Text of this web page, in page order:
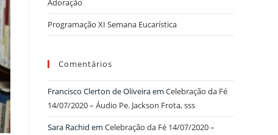
Adoração
Programação XI Semana Eucarística
Comentários
Francisco Clerton de Oliveiraem Celebração da Fé
14/07/2020 – Áudio Pe. Jackson Frota, sss
Sara Rachid em Celebração da Fé 14/07/2020 –